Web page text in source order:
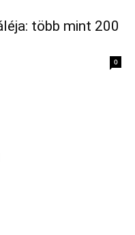
több mint 200
0